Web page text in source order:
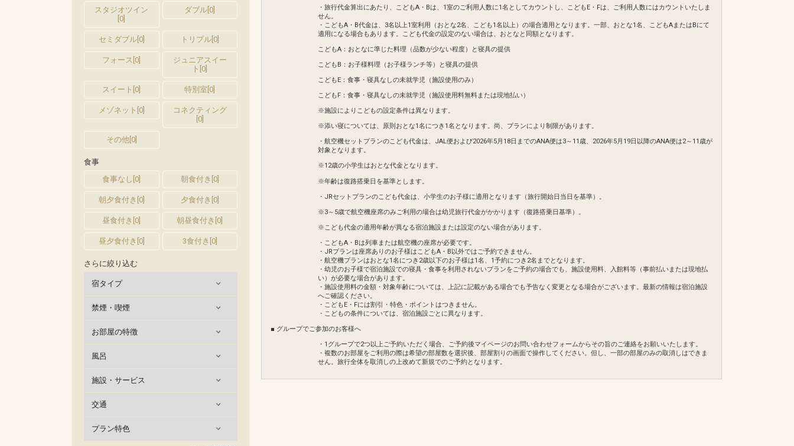
沖縄(那覇)
20:30
東京(羽田)
― 円
クラスJを利用する ― 円
スタジオツイン
0
ダブル 0
セミダブル[ 0] トリプル[ 0]
フォース 0
ジュニアスイー
ト 0
スイート 0 特別室 0
メゾネット 0]
コネクティング
0]
その他[ 0]
食事
食事なし 0 朝食付き 0]
朝夕食付き 0] 夕食付き 0]
昼食付き 0 朝昼食付き 0
昼夕食付き 0] 3食付き 0]
さらに絞り込む
宿タイプ
禁煙・喫煙
お部屋の特徴
風呂
施設・サービス
交通
プラン特色
・旅行代金算出にあたり、こどもA・Bは、1室のご利用人数に1名としてカウントし、こどもE・Fは、ご利用人数にはカウントいたしま
せん。
・こどもA・B代金は、3名以上1室利用（おとな2名、こども1名以上）の場合適用となります。一部、おとな1名、こどもAまたはBにて
適用になる場合もあります。こども代金の設定のない場合は、おとなと同額となります。
こどもA：おとなに準じた料理（品数が少ない程度）と寝具の提供
こどもB：お子様料理（お子様ランチ等）と寝具の提供
こどもE：食事・寝具なしの未就学児（施設使用のみ）
こどもF：食事・寝具なしの未就学児（施設使用料無料または現地払い）
※施設によりこどもの設定条件は異なります。
※添い寝については、原則おとな1名につき1名となります。尚、プランにより制限があります。
・航空機セットプランのこども代金は、JAL便および2026年5月18日までのANA便は3～11歳、2026年5月19日以降のANA便は2～11歳が
対象となります。
※12歳の小学生はおとな代金となります。
※年齢は復路搭乗日を基準とします。
・JRセットプランのこども代金は、小学生のお子様に適用となります（旅行開始日当日を基準）。
※3～5歳で航空機座席のみご利用の場合は幼児旅行代金がかかります（復路搭乗日基準）。
※こども代金の適用年齢が異なる宿泊施設または設定のない場合があります。
・こどもA・Bは列車または航空機の座席が必要です。
・JRプランは座席ありのお子様はこどもA・B以外ではご予約できません。
・航空機プランはおとな1名につき2歳以下のお子様は1名、1予約につき2名までとなります。
・幼児のお子様で宿泊施設での寝具・食事を利用されないプランをご予約の場合でも、施設使用料、入館料等（事前払いまたは現地払
い）が必要な場合があります。
・施設使用料の金額・対象年齢については、上記に記載がある場合でも予告なく変更となる場合がございます。最新の情報は宿泊施設
へご確認ください。
・こどもE・Fには割引・特色・ポイントはつきません。
・こどもの条件については、宿泊施設ごとに異なります。
■ グループでご参加のお客様へ
・1グループで2つ以上ご予約いただく場合、ご予約後マイページのお問い合わせフォームからその旨のご連絡をお願いいたします。
・複数のお部屋をご利用の際は希望の部屋数を選択後、部屋割りの画面で操作してください。但し、一部の部屋のみの取消しはできま
せん。旅行全体を取消しの上改めて新規でのご予約となります。